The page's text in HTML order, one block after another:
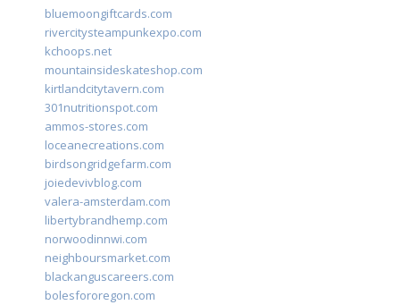
bluemoongiftcards.com
rivercitysteampunkexpo.com
kchoops.net
mountainsideskateshop.com
kirtlandcitytavern.com
301nutritionspot.com
ammos-stores.com
loceanecreations.com
birdsongridgefarm.com
joiedevivblog.com
valera-amsterdam.com
libertybrandhemp.com
norwoodinnwi.com
neighboursmarket.com
blackanguscareers.com
bolesfororegon.com